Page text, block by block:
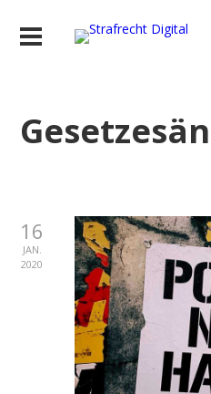
16
JAN.
2020